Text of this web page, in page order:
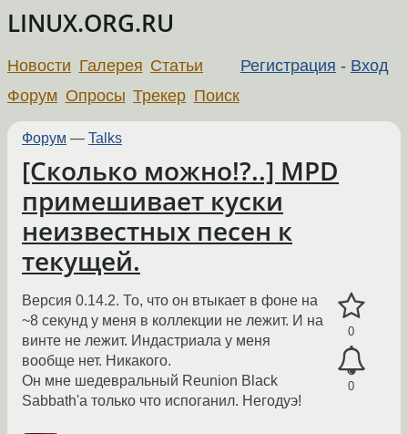
LINUX.ORG.RU
Регистрация - Вход
Новости Галерея Статьи
Форум Опросы Трекер Поиск
Форум — Talks
[Сколько можно!?..] MPD
примешивает куски
неизвестных песен к
текущей.
0
0
Версия 0.14.2. То, что он втыкает в фоне на
~8 секунд у меня в коллекции не лежит. И на
винте не лежит. Индастриала у меня
вообще нет. Никакого.
Он мне шедевральный Reunion Black
Sabbath'а только что испоганил. Негодуэ!